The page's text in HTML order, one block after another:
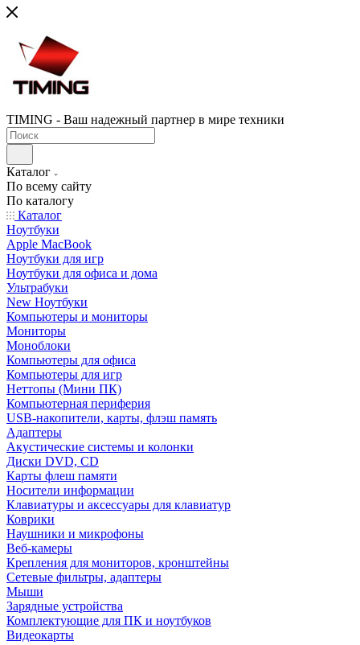
TIMING - Ваш надежный партнер в мире техники
Каталог
По всему сайту
По каталогу
Каталог
Ноутбуки
Apple MacBook
Ноутбуки для игр
Ноутбуки для офиса и дома
Ультрабуки
New Ноутбуки
Компьютеры и мониторы
Мониторы
Моноблоки
Компьютеры для офиса
Компьютеры для игр
Неттопы (Мини ПК)
Компьютерная периферия
USB-накопители, карты, флэш память
Адаптеры
Акустические системы и колонки
Диски DVD, CD
Карты флеш памяти
Носители информации
Клавиатуры и аксессуары для клавиатур
Коврики
Наушники и микрофоны
Веб-камеры
Крепления для мониторов, кронштейны
Сетевые фильтры, адаптеры
Мыши
Зарядные устройства
Комплектующие для ПК и ноутбуков
Видеокарты